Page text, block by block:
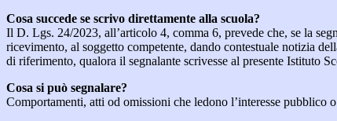
Cosa succede se scrivo direttamente alla scuola?
Il D. Lgs. 24/2023, all’articolo 4, comma 6, prevede che, se la
ricevimento, al soggetto competente, dando contestuale notizia
di riferimento, qualora il segnalante scrivesse al presente Istituto
Cosa si può segnalare?
Comportamenti, atti od omissioni che ledono l’interesse pubblico